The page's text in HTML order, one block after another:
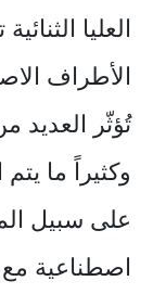
العليا
الأطراف
تُؤثّر العديد
وكثيراً ما
على سبيل
اصطناعية